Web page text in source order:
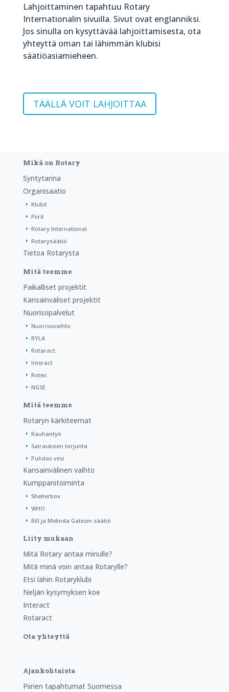
Lahjoittaminen tapahtuu Rotary
Internationalin sivuilla. Sivut ovat englanniksi.
Jos sinulla on kysyttävää lahjoittamisesta, ota
yhteyttä oman tai lähimmän klubisi
säätiöasiamieheen.
TÄÄLLÄ VOIT LAHJOITTAA
Mikä on Rotary
Syntytarina
Organisaatio
Klubit
Piirit
Rotary International
Rotarysäätiö
Tietoa Rotarysta
Mitä teemme
Paikalliset projektit
Kansainväliset projektit
Nuorisopalvelut
Nuorisovaihto
RYLA
Rotaract
Interact
Rotex
NGSE
Mitä teemme
Rotaryn kärkiteemat
Rauhantyö
Sairauksien torjunta
Puhdas vesi
Kansainvälinen vaihto
Kumppanitoiminta
Shelterbox
WHO
Bill ja Melinda Gatesin säätiö
Liity mukaan
Mitä Rotary antaa minulle?
Mitä minä voin antaa Rotarylle?
Etsi lähin Rotaryklubi
Neljän kysymyksen koe
Interact
Rotaract
Ota yhteyttä
Ajankohtaista
Piirien tapahtumat Suomessa